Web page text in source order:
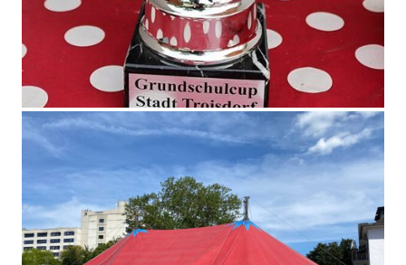
Grundschulcup 2019